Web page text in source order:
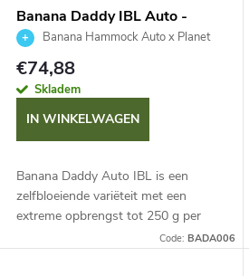
Banana Daddy IBL Auto -
Ethos 6 ks
Banana Hammock Auto x Planet
of the Grapes Rbx
€74,88
Skladem
IN WINKELWAGEN
Banana Daddy Auto IBL is een
zelfbloeiende variëteit met een
extreme opbrengst tot 250 g per
plant. Met een levenscyclus van 70-
Code: BADA006